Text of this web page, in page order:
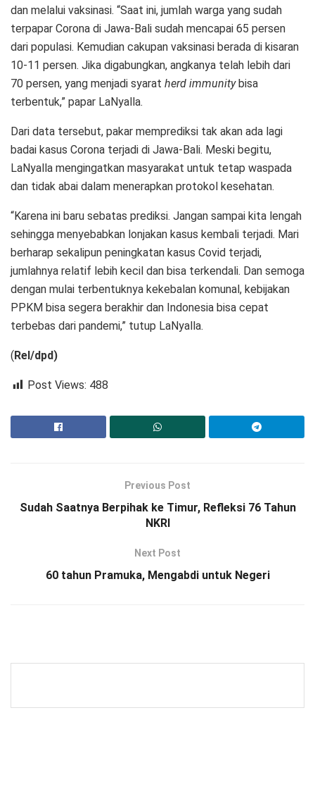
dan melalui vaksinasi. “Saat ini, jumlah warga yang sudah
terpapar Corona di Jawa-Bali sudah mencapai 65 persen
dari populasi. Kemudian cakupan vaksinasi berada di kisaran
10-11 persen. Jika digabungkan, angkanya telah lebih dari
70 persen, yang menjadi syarat herd immunitybisa
terbentuk,” papar LaNyalla.
Dari data tersebut, pakar memprediksi tak akan ada lagi
badai kasus Corona terjadi di Jawa-Bali. Meski begitu,
LaNyalla mengingatkan masyarakat untuk tetap waspada
dan tidak abai dalam menerapkan protokol kesehatan.
“Karena ini baru sebatas prediksi. Jangan sampai kita lengah
sehingga menyebabkan lonjakan kasus kembali terjadi. Mari
berharap sekalipun peningkatan kasus Covid terjadi,
jumlahnya relatif lebih kecil dan bisa terkendali. Dan semoga
dengan mulai terbentuknya kekebalan komunal, kebijakan
PPKM bisa segera berakhir dan Indonesia bisa cepat
terbebas dari pandemi,” tutup LaNyalla.
( Rel/dpd)
Post Views: 488
Previous Post
Sudah Saatnya Berpihak ke Timur, Refleksi 76 Tahun
NKRI
Next Post
60 tahun Pramuka, Mengabdi untuk Negeri